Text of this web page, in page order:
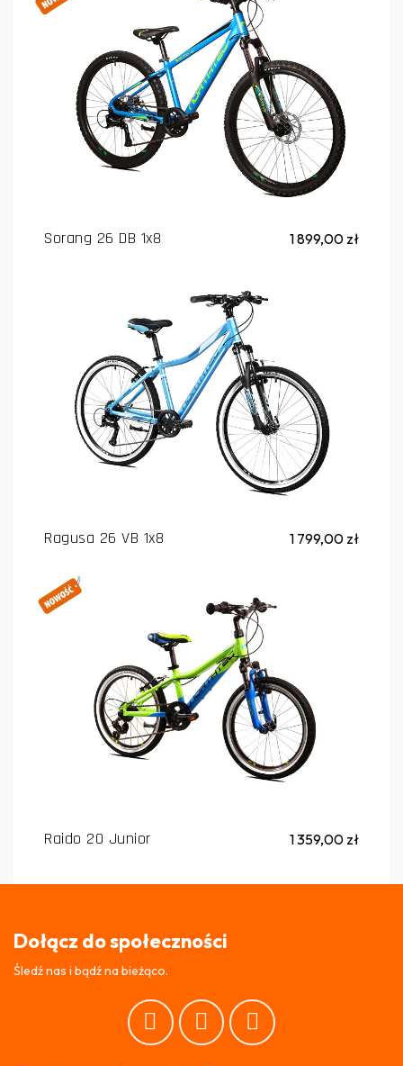
Sorang 26 DB 1x8 1 899,00 zł
Ragusa 26 VB 1x8 1 799,00 zł
Raido 20 Junior 1 359,00 zł
Dołącz do społeczności
Śledź nas i bądź na bieżąco.